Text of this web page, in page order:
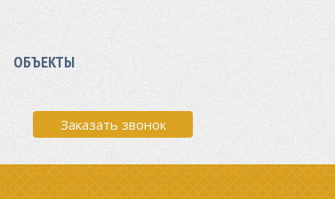
ОБЪЕКТЫ
Заказать звонок